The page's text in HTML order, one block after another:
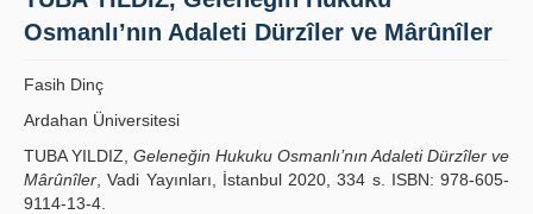
Kılavuzlar
Osmanlı’nın Adaleti Dürzîler ve Mârûnîler
Fasih Dinç
Ardahan Üniversitesi
TUBA YILDIZ, Geleneğin Hukuku Osmanlı’nın Adaleti Dürzîler ve
Mârûnîler , Vadi Yayınları, İstanbul 2020, 334 s. ISBN: 978-605-
9114-13-4.